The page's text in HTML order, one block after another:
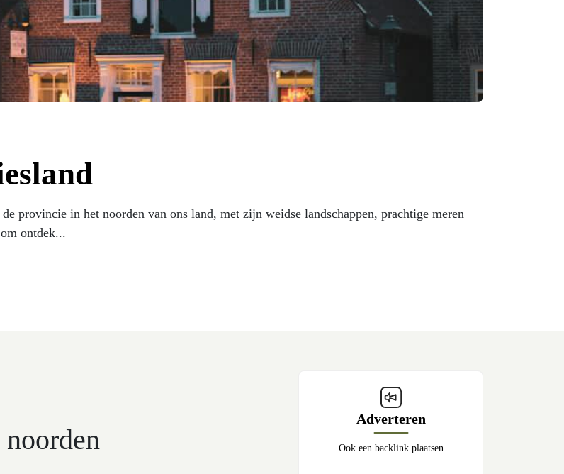
provincie in het noorden van ons land, met zijn weidse landschappen, prachtige meren
ontdek...
Adverteren
Ook een backlink plaatsen